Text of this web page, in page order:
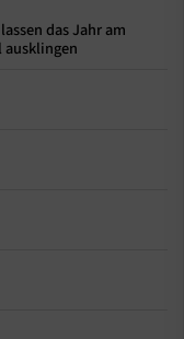
das Jahr am
ausklingen